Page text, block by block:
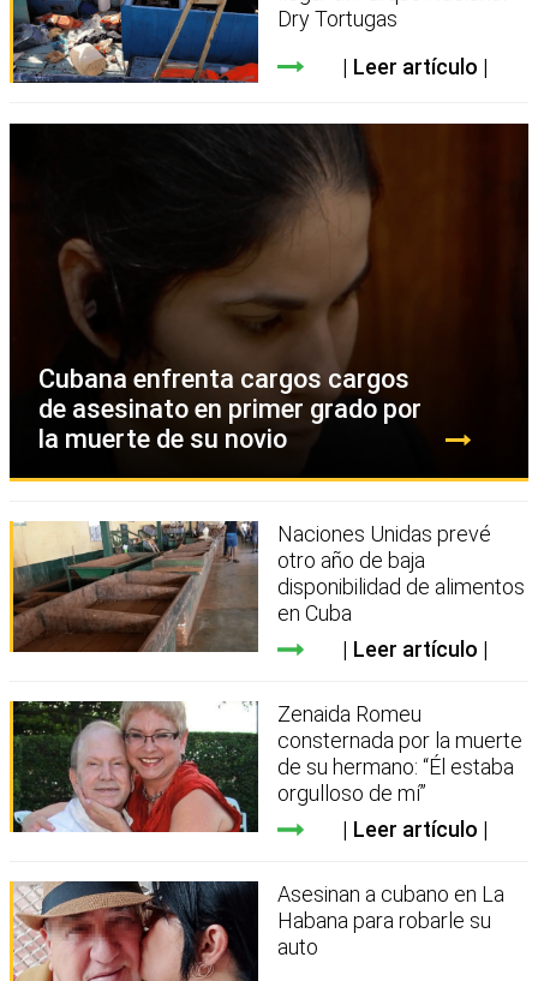
Dry Tortugas
Leer artículo
Cubana enfrenta cargos cargos
de asesinato en primer grado por
la muerte de su novio
Naciones Unidas prevé
otro año de baja
disponibilidad de alimentos
en Cuba
Leer artículo
Zenaida Romeu
consternada por la muerte
de su hermano: “Él estaba
orgulloso de mí”
Leer artículo
Asesinan a cubano en La
Habana para robarle su
auto